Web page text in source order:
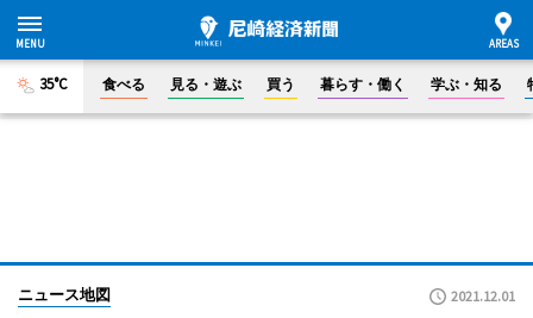
35°C 食べる 見る・遊ぶ 買う 暮らす・働く 学ぶ・知る
ニュース地図 2021.12.01